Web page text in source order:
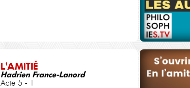
L'AMITIÉ
Hadrien France-Lanord
Acte 5 - 1